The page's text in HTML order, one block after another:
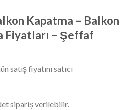
Kapatma – Balkon
Fiyatları – Şeffaf
satış fiyatını satıcı
sipariş verilebilir.